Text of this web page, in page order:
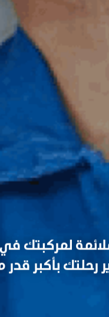
لمركبتك في
رحلتك بأكبر